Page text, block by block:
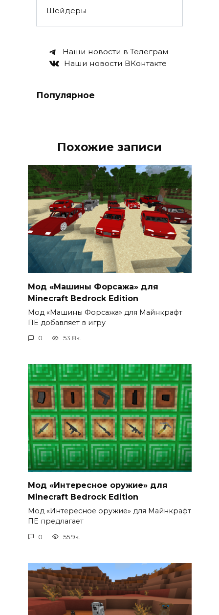
Шейдеры
Наши новости в Телеграм
Наши новости ВКонтакте
Популярное
Похожие записи
Мод «Машины Форсажа» для
Minecraft Bedrock Edition
Мод «Машины Форсажа» для Майнкрафт
ПЕ добавляет в игру
0 53.8к.
Мод «Интересное оружие» для
Minecraft Bedrock Edition
Мод «Интересное оружие» для Майнкрафт
ПЕ предлагает
0 55.9к.